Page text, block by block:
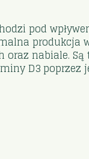
pod
nabiale.
D3 poprzez